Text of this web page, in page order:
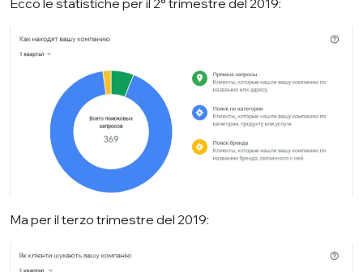
Ma per il terzo trimestre del 2019: